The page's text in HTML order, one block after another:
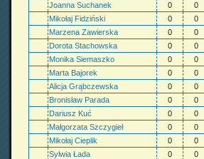
Joanna Suchanek
0 0
Mikołaj Fidziński
0 0
Marzena Zawierska
0 0
Dorota Stachowska
0 0
Monika Siemaszko
0 0
Marta Bajorek
0 0
Alicja Grąbczewska
0 0
Bronisław Parada
0 0
Dariusz Kuć
0 0
Małgorzata Szczygieł
0 0
Mikołaj Cieplik
0 0
Sylwia Łada
0 0